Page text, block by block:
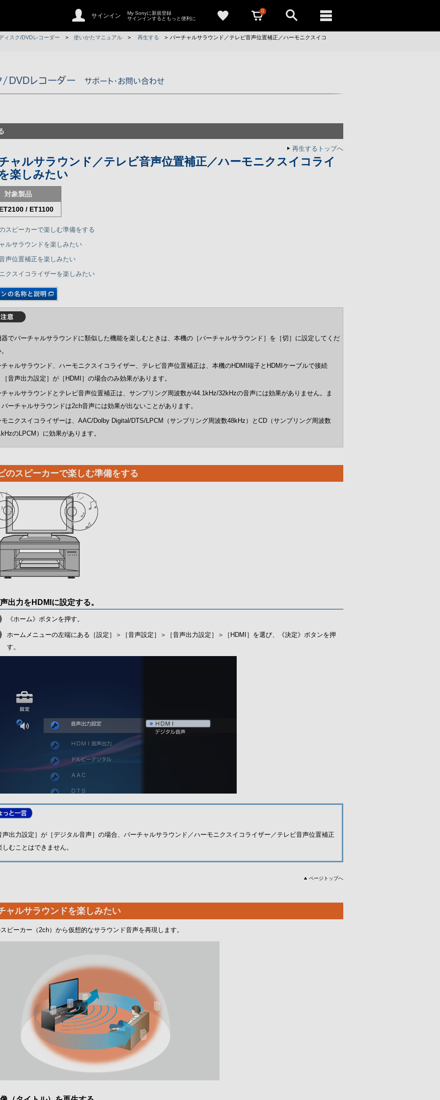
サインイン
My Sonyに新規登録
サインインするともっと便利に
0
ィスク/DVDレコーダー > 使いかたマニュアル > 再生する > バーチャルサラウンド／テレビ音声位置補正／ハーモニクスイコ
再生するトップへ
ャルサラウンド／テレビ音声位置補正／ハーモニクスイコライ
楽しみたい
対象製品
/ ET1100
スピーカーで楽しむ準備をする
ルサラウンドを楽しみたい
声位置補正を楽しみたい
クスイコライザーを楽しみたい
でバーチャルサラウンドに類似した機能を楽しむときは、本機の［バーチャルサラウンド］を［切］に設定してくだ
ャルサラウンド、ハーモニクスイコライザー、テレビ音声位置補正は、本機のHDMI端子とHDMIケーブルで接続
音声出力設定］が［HDMI］の場合のみ効果があります。
ャルサラウンドとテレビ音声位置補正は、サンプリング周波数が44.1kHz/32kHzの音声には効果がありません。ま
ーチャルサラウンドは2ch音声には効果が出ないことがあります。
ニクスイコライザーは、AAC/Dolby Digital/DTS/LPCM（サンプリング周波数48kHz）とCD（サンプリング周波数
のLPCM）に効果があります。
のスピーカーで楽しむ準備をする
出力をHDMIに設定する。
《ホーム》ボタンを押す。
ホームメニューの左端にある［設定］＞［音声設定］＞［音声出力設定］＞［HDMI］を選び、《決定》ボタンを押
す。
声出力設定］が［デジタル音声］の場合、バーチャルサラウンド／ハーモニクスイコライザー／テレビ音声位置補正
しむことはできません。
ページトップへ
ャルサラウンドを楽しみたい
ピーカー（2ch）から仮想的なサラウンド音声を再現します。